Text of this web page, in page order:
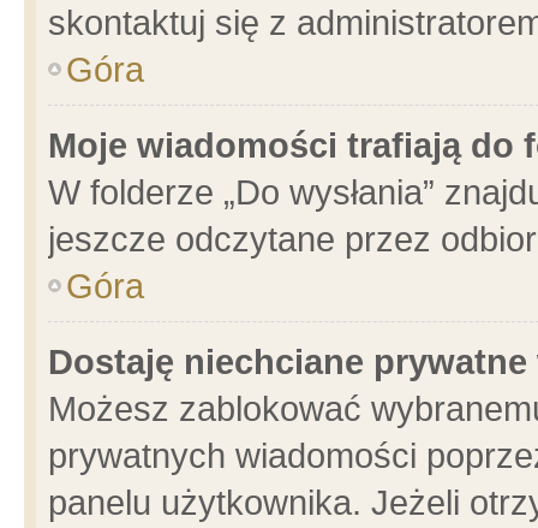
skontaktuj się z
Góra
Moje wiadomości trafiają do
W folderze „Do wysłania”
jeszcze odczytane przez
Góra
Dostaję niechciane
Możesz zablokować
prywatnych wiadomości
panelu użytkownika. Jeżeli